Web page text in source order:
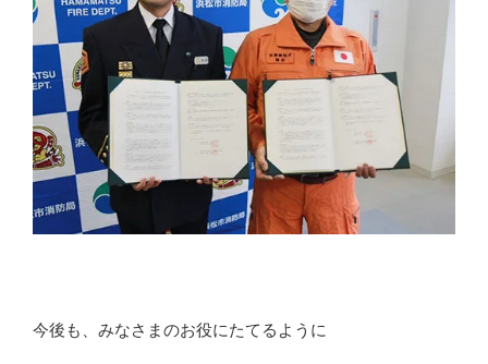
今後も、みなさまのお役にたてるように